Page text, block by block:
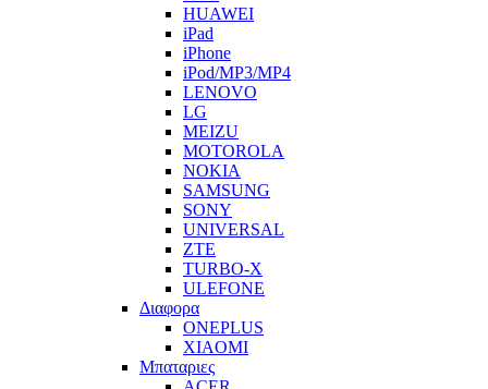
HUAWEI
iPad
iPhone
iPod/MP3/MP4
LENOVO
LG
MEIZU
MOTOROLA
NOKIA
SAMSUNG
SONY
UNIVERSAL
ZTE
TURBO-X
ULEFONE
Διαφορα
ONEPLUS
XIAOMI
Μπαταριες